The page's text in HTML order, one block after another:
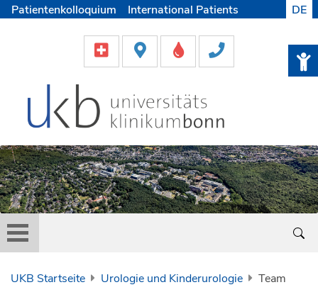
Patientenkolloquium
International Patients
Helfen & Spenden
Medien
DE
UKB Startseite Urologie und Kinderurologie Team